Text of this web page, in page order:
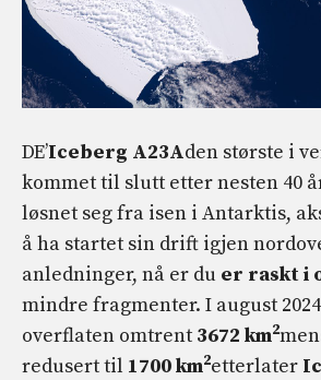
DE’Iceberg A23Aden største i
kommet til slutt etter nesten 40
løsnet seg fra isen i Antarktis,
å ha startet sin drift igjen
anledninger, nå er du er raskt i
mindre fragmenter. I august
overflaten omtrent 3672 km2
redusert til 1700 km2etterlater